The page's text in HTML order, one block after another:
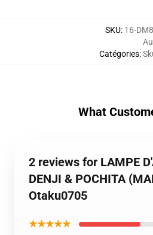
SKU: 16-
Catégories:
What
2 reviews for LAMPE
DENJI & POCHITA
Otaku0705
★★★★★